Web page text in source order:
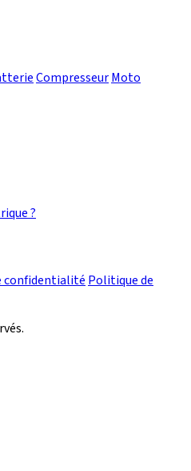
CompresseurMoto
?
confidentialité Politique de